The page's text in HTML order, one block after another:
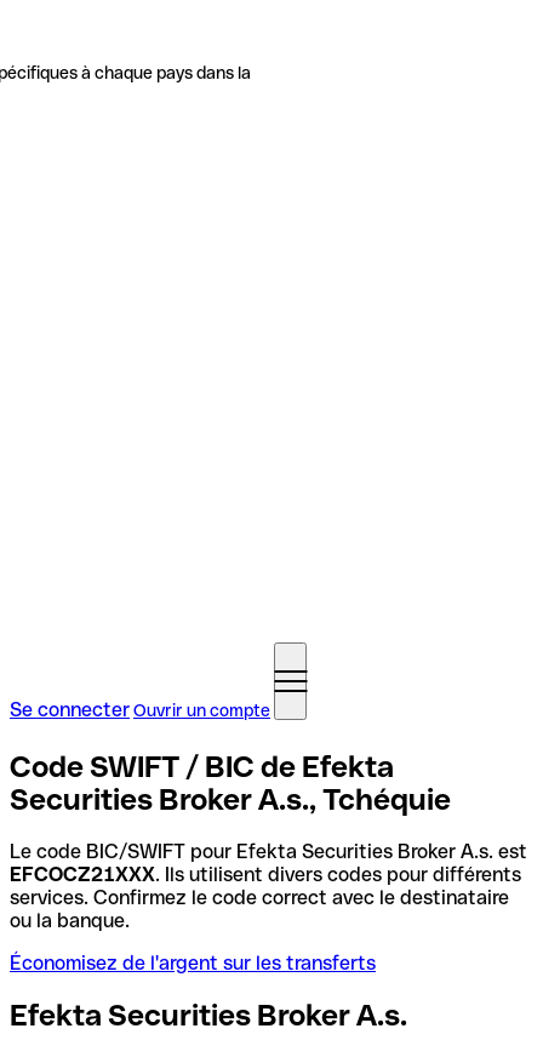
à chaque pays dans la
Se connecterOuvrir un compte
Code SWIFT / BIC de Efekta
Securities Broker A.s., Tchéquie
Le code BIC/SWIFT pour Efekta Securities Broker A.s. est
EFCOCZ21XXX. Ils utilisent divers codes pour différents
services. Confirmez le code correct avec le destinataire
ou la banque.
Économisez de l'argent sur les transferts
Efekta Securities Broker A.s.